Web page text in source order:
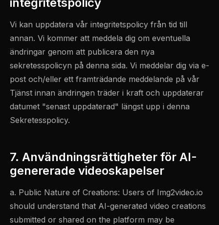
Vi kan uppdatera vår integritetspolicy från tid till
annan. Vi kommer att meddela dig om eventuella
ändringar genom att publicera den nya
sekretesspolicyn på denna sida. Vi meddelar dig via e-
post och/eller ett framträdande meddelande på vår
Tjänst innan ändringen träder i kraft och uppdaterar
datumet "senast uppdaterad" längst upp i denna
Sekretesspolicy.
7. Användningsrättigheter för AI-
genererade videoskapelser
a. Public Nature of Creations: Users of Img2video.io
should understand that AI-generated video creations
submitted or shared on the platform may be